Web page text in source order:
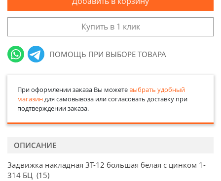
Купить в 1 клик
ПОМОЩЬ ПРИ ВЫБОРЕ ТОВАРА
При оформлении заказа Вы можете выбрать удобный
магазиндля самовывоза или согласовать доставку при
подтверждении заказа.
ОПИСАНИЕ
Задвижка накладная ЗТ-12 большая белая с цинком 1-
314 БЦ (15)